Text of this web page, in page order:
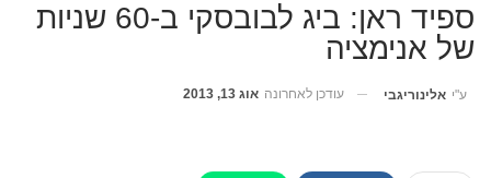
ספיד ראן: ביג לבובסקי ב-60 שניות
של אנימציה
ע"י אלינוריגבי עודכן לאחרונה אוג 13, 2013